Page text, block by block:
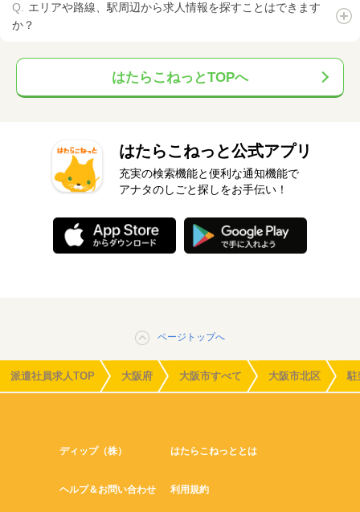
エリアや路線、駅周辺から求人情報を探すことはできます
か？
はたらこねっとTOPへ
はたらこねっと公式アプリ
充実の検索機能と便利な通知機能で
アナタのしごと探しをお手伝い！
ページトップへ
派遣社員求人TOP 大阪府 大阪市すべて 大阪市北区
ディップ（株） はたらこねっととは
ヘルプ＆お問い合わせ 利用規約